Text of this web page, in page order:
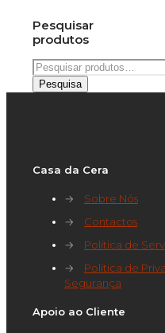
Pesquisar
produtos
Pesquisar
por:
Pesquisa
Casa da Cera
→
Sobre Nós
→
Contactos
→
Política de
→
Política de
Segurança
Apoio ao Cliente